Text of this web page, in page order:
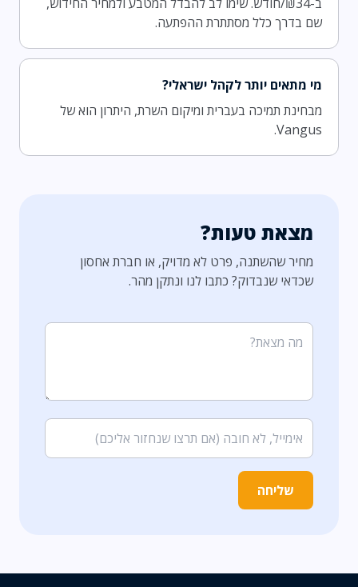
שם בדרך כלל מסתתרת ההפתעה.
מי מתאים יותר לקהל ישראלי?
מבחינת תמיכה בעברית ומיקום השרת, היתרון הוא של
Vangus.
מצאת טעות?
מחיר שהשתנה, פרט לא מדויק, או חברת אחסון
שכדאי שנבדוק? כתבו לנו ונתקן מהר.
שליחה